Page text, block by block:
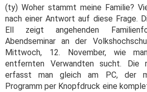
(ty) Woher stammt meine Familie?
nach einer Antwort auf diese Frage.
Ell zeigt angehenden
Abendseminar an der
Mittwoch, 12. November, wie
entfernten Verwandten sucht. Die
erfasst man gleich am PC, der
Programm per Knopfdruck eine